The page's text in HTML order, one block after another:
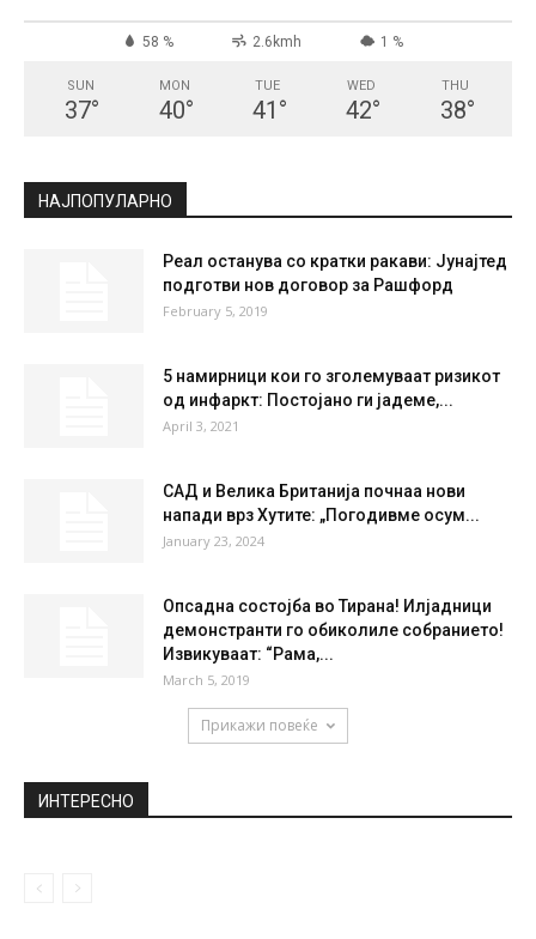
58 % 2.6kmh 1 %
SUN
37°
MON
40°
TUE
41 °
WED
42°
THU
38°
НАЈПОПУЛАРНО
Реал останува со кратки ракави: Јунајтед
подготви нов договор за Рашфорд
February 5, 2019
5 намирници кои го зголемуваат ризикот
од инфаркт: Постојано ги јадеме,...
April 3, 2021
САД и Велика Британија почнаа нови
напади врз Хутите: „Погодивме осум...
January 23, 2024
Опсадна состојба во Тирана! Илјадници
демонстранти го обиколиле собранието!
Извикуваат: “Рама,...
March 5, 2019
Прикажи повеќе
ИНТЕРЕСНО